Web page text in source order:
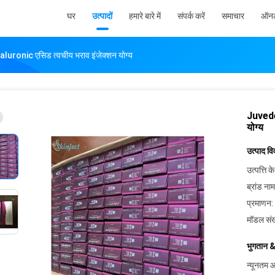
घर उत्पादों हमारे बारे में संपर्क करें समाचार
एसिड त्वचीय भराव इंजेक्शन योग्य
योग्य
उत्पाद
उत्पत्ति
ब्रांड
प्रमाणन:
मॉडल
भुगतान
न्यूनतम